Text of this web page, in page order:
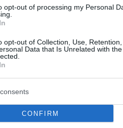
opt-out of processing my Personal
opt-out of Collection, Use,
Data that Is Unrelated with
CONFIRM
sich geht und was meine
hat, wenn ich
in Italien hatten, zu
in OKC und den Staaten
er hinzu.
worden ist und er
über die Möglichkeit,